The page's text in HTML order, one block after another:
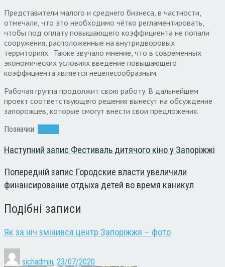
Представители малого и среднего бизнеса, в частности,
отмечали, что это необходимо чётко регламентировать,
чтобы под оплату повышающего коэффициента не попали
сооружения, расположенные на внутридворовых
территориях. Также звучало мнение, что в современных
экономических условиях введение повышающего
коэффициента является нецелесообразным.
Рабочая группа продолжит свою работу. В дальнейшем
проект соответствующего решения вынесут на обсуждение
запорожцев, которые смогут внести свои предложения.
Позначки:
Наступний запис Фестиваль дитячого кіно у Запоріжжі
Попередній запис Городские власти увеличили
финансирование отдыха детей во время каникул
Подібні записи
Як за ніч змінився центр Запоріжжя – фото
sichadmin, 23/07/2020